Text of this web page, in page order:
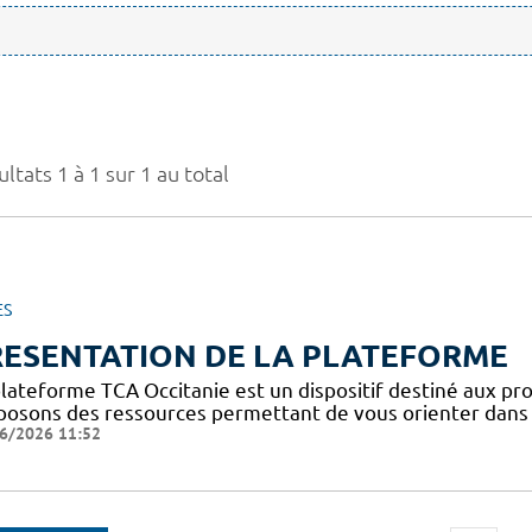
1 à 1 sur 1 au total
DE LA PLATEFORME
TCA Occitanie est un dispositif destiné aux
des ressources permettant de vous orienter
2026 11:52